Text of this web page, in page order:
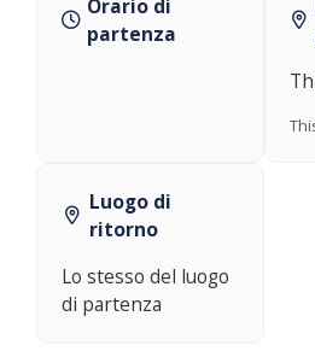
Orario di
partenza
Luogo di
ritorno
Lo stesso del luogo
di partenza